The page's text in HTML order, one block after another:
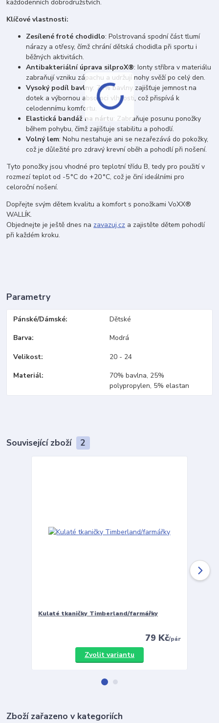
každodenních dobrodružstvích.
Klíčové vlastnosti:
Zesílené froté chodidlo: Polstrovaná spodní část tlumí
nárazy a otřesy, čímž chrání dětská chodidla při sportu i
běžných aktivitách.
Antibakteriální úprava silproX®: Ionty stříbra v materiálu
zabraňují vzniku zápachu a udržují nohy svěží po celý den.
Vysoký podíl bavlny: 70% bavlny zajišťuje jemnost na
dotek a výbornou absorpci vlhkosti, což přispívá k
celodennímu komfortu.
Elastická bandáž na nártu: Zabraňuje posunu ponožky
během pohybu, čímž zajišťuje stabilitu a pohodlí.
Volný lem: Nohu nestahuje ani se nezařezává do pokožky,
což je důležité pro zdravý krevní oběh a pohodlí při nošení.
Tyto ponožky jsou vhodné pro teplotní třídu B, tedy pro použití v
rozmezí teplot od -5 °C do +20 °C, což je činí ideálními pro
celoroční nošení.
Dopřejte svým dětem kvalitu a komfort s ponožkami VoXX®
WALLÍK.
Objednejte je ještě dnes na zavazuj.cz a zajistěte dětem pohodlí
při každém kroku.
Parametry
Pánské/Dámské Dětské
Barva Modrá
Velikost 20 - 24
Materiál
70% bavlna, 25%
polypropylen, 5% elastan
Související zboží 2
Kulaté tkaničky Timberland/farmářky
79 Kč/pár
Zvolit variantu
Zboží zařazeno v kategoriích